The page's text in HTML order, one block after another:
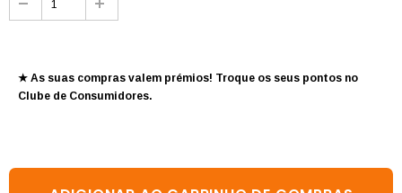
★ As suas compras valem prémios! Troque os seus pontos no
Clube de Consumidores.